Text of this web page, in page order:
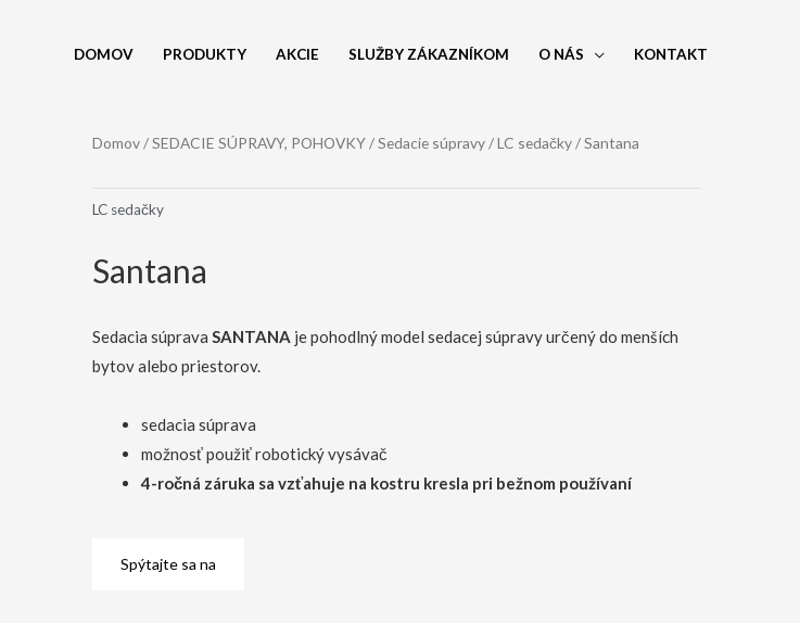
DOMOV PRODUKTY AKCIE SLUŽBY ZÁKAZNÍKOM O NÁS KONTAKT
Domov/SEDACIE SÚPRAVY, POHOVKY/Sedacie súpravy/LC sedačky/ Santana
LC sedačky
Santana
Sedacia súprava SANTANA je pohodlný model sedacej súpravy určený do menších
bytov alebo priestorov.
sedacia súprava
možnosť použiť robotický vysávač
4-ročná záruka sa vzťahuje na kostru kresla pri bežnom používaní
Spýtajte sa na